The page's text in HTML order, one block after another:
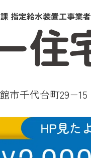
指定給水装置工事業者
市千代台町29−15